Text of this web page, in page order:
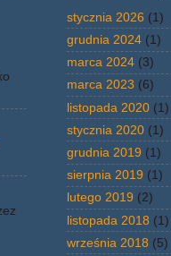
stycznia 2026 (1)
grudnia 2024 (1)
marca 2024 (3)
marca 2023 (6)
listopada 2020 (1)
stycznia 2020 (1)
grudnia 2019 (1)
sierpnia 2019 (1)
lutego 2019 (2)
listopada 2018 (1)
września 2018 (5)